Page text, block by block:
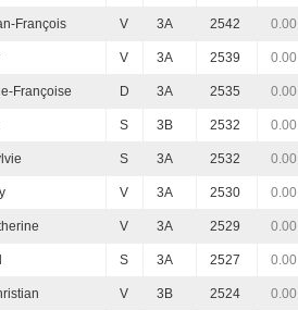
François V 3A 2542 0.00
V 3A 2539 0.00
Françoise D 3A 2535 0.00
S 3B 2532 0.00
S 3A 2532 0.00
V 3A 2530 0.00
V 3A 2529 0.00
S 3A 2527 0.00
V 3B 2524 0.00